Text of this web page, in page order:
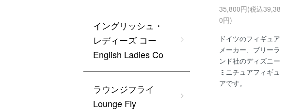
35,800円(税込39,38
0円)
ドイツのフィギュア
メーカー、ブリーラ
ンド社のディズニー
ミニチュアフィギュ
アです。
イングリッシュ・
レディーズ コー
English Ladies Co
ラウンジフライ
Lounge Fly